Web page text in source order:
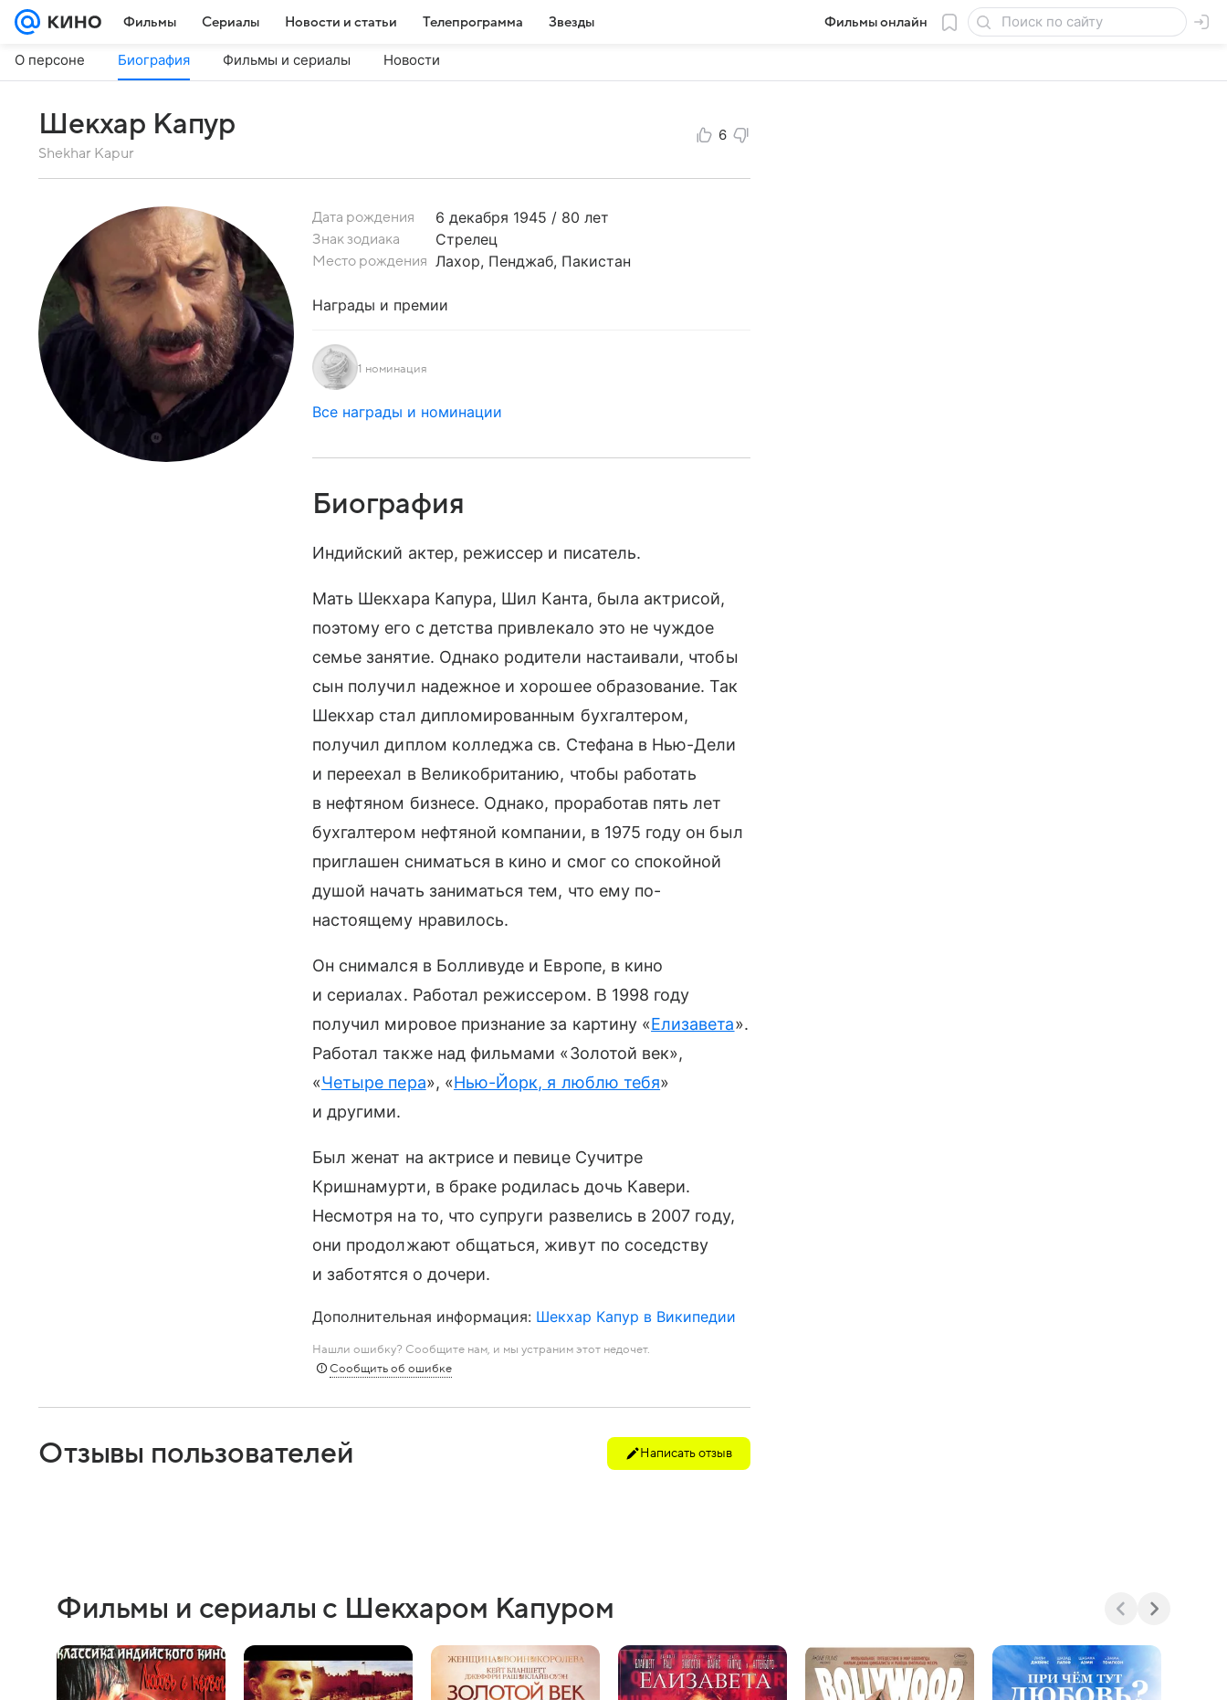
Фильмы Сериалы Новости и статьи Телепрограмма Звезды Фильмы онлайн
О персоне Биография Фильмы и сериалы Новости
Шекхар Капур
Shekhar Kapur
6
Дата рождения 6 декабря 1945 / 80 лет
Знак зодиака Стрелец
Место рождения Лахор, Пенджаб, Пакистан
Награды и премии
1 номинация
Все награды и номинации
Биография
Индийский актер, режиссер и писатель.
Мать Шекхара Капура, Шил Канта, была актрисой,
поэтому его с детства привлекало это не чуждое
семье занятие. Однако родители настаивали, чтобы
сын получил надежное и хорошее образование. Так
Шекхар стал дипломированным бухгалтером,
получил диплом колледжа св. Стефана в Нью-Дели
и переехал в Великобританию, чтобы работать
в нефтяном бизнесе. Однако, проработав пять лет
бухгалтером нефтяной компании, в 1975 году он был
приглашен сниматься в кино и смог со спокойной
душой начать заниматься тем, что ему по-
настоящему нравилось.
Он снимался в Болливуде и Европе, в кино
и сериалах. Работал режиссером. В 1998 году
получил мировое признание за картину «Елизавета».
Работал также над фильмами «Золотой век»,
«Четыре пера», «Нью-Йорк, я люблю тебя»
и другими.
Был женат на актрисе и певице Сучитре
Кришнамурти, в браке родилась дочь Кавери.
Несмотря на то, что супруги развелись в 2007 году,
они продолжают общаться, живут по соседству
и заботятся о дочери.
Дополнительная информация: Шекхар Капур в Википедии
Нашли ошибку? Сообщите нам, и мы устраним этот недочет.
Сообщить об ошибке
Отзывы пользователей Написать отзыв
Фильмы и сериалы с Шекхаром Капуром